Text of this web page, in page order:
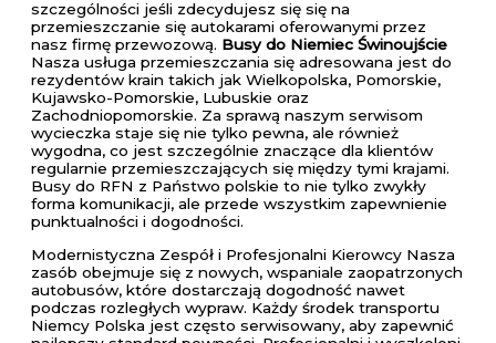
szczególności jeśli zdecydujesz się się na
przemieszczanie się autokarami oferowanymi przez
nasz firmę przewozową. Busy do Niemiec Świnoujście
Nasza usługa przemieszczania się adresowana jest do
rezydentów krain takich jak Wielkopolska, Pomorskie,
Kujawsko-Pomorskie, Lubuskie oraz
Zachodniopomorskie. Za sprawą naszym serwisom
wycieczka staje się nie tylko pewna, ale również
wygodna, co jest szczególnie znaczące dla klientów
regularnie przemieszczających się między tymi krajami.
Busy do RFN z Państwo polskie to nie tylko zwykły
forma komunikacji, ale przede wszystkim zapewnienie
punktualności i dogodności.
Modernistyczna Zespół i Profesjonalni Kierowcy Nasza
zasób obejmuje się z nowych, wspaniale zaopatrzonych
autobusów, które dostarczają dogodność nawet
podczas rozległych wypraw. Każdy środek transportu
Niemcy Polska jest często serwisowany, aby zapewnić